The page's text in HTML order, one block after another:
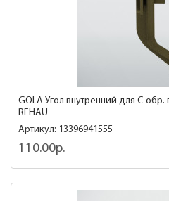
GOLA Угол внутренний для C-
REHAU
Артикул: 13396941555
110.00р.